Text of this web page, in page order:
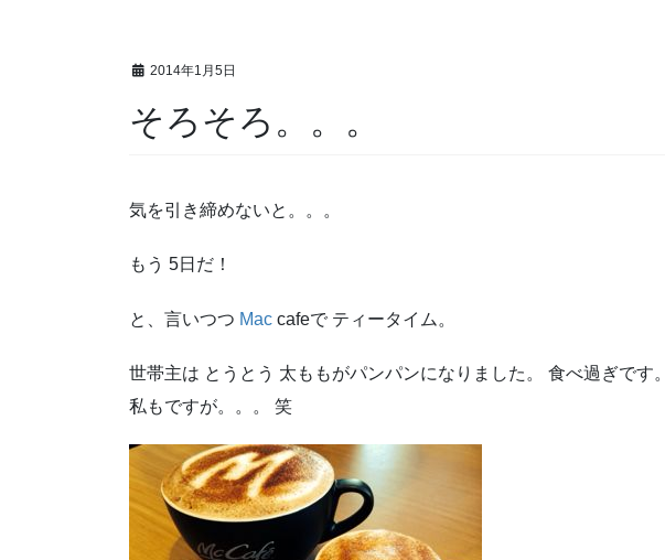
2014年1月5日
そろそろ。。。
気を引き締めないと。。。
もう 5日だ！
と、言いつつ Mac cafeで ティータイム。
世帯主は とうとう 太ももがパンパンになりました。 食べ過ぎです。
私もですが。。。 笑